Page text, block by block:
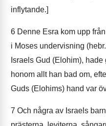
inflytande.]
6 Denne Esra kom upp
i Moses undervisning
Israels Gud (Elohim),
honom allt han bad om,
Guds (Elohims) hand var
7 Och några av Israels